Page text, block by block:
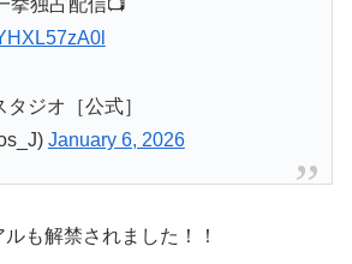
挙独占配信📺
ジオ［公式］
January 6, 2026
も解禁されました！！